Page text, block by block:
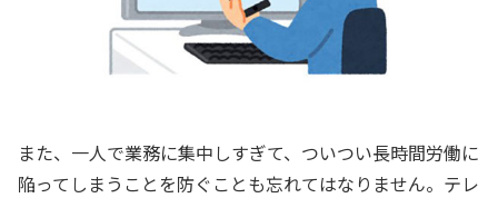
また、一人で業務に集中しすぎて、ついつい長時間労働に
陥ってしまうことを防ぐことも忘れてはなりません。テレ